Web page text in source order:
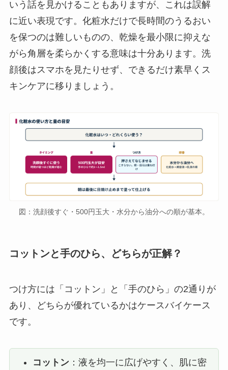
いう話を見かけることもありますが、これは誤解
に近い表現です。化粧水だけで長時間のうるおい
を保つのは難しいものの、乾燥を最小限に抑えな
がら角層を柔らかくする意味は十分あります。洗
顔後はスマホを見たりせず、できるだけ素早くス
キンケアに移りましょう。
図：洗顔後すぐ・500円玉大・水分から油分への順が基本。
コットンと手のひら、どちらが正解？
つけ方には「コットン」と「手のひら」の2通りが
あり、どちらが優れているかはケースバイケース
です。
コットン：液を均一に広げやすく、肌に密